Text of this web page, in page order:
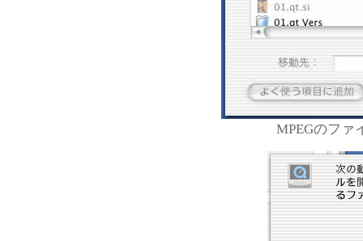
MPEGのファ